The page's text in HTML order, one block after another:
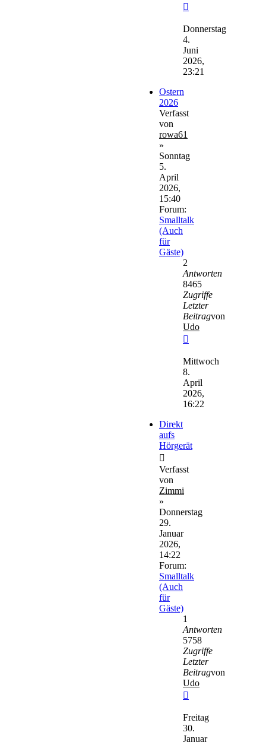
Beitrag
Donnerstag
4.
Juni
2026,
23:21
Ostern
2026
Verfasst
von
rowa61
»
Sonntag
5.
April
2026,
15:40
Forum:
Smalltalk
(Auch
für
Gäste)
2
Antworten
8465
Zugriffe
Letzter
Beitragvon
Udo
Beitrag
Mittwoch
8.
April
2026,
16:22
Direkt
aufs
Hörgerät
Verfasst
von
Zimmi
»
Donnerstag
29.
Januar
2026,
14:22
Forum:
Smalltalk
(Auch
für
Gäste)
1
Antworten
5758
Zugriffe
Letzter
Beitragvon
Udo
Beitrag
Freitag
30.
Januar